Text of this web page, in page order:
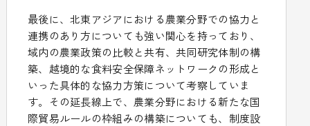
最後に、北東アジアにおける農業分野での協力と
連携のあり方についても強い関心を持っており、
域内の農業政策の比較と共有、共同研究体制の構
築、越境的な食料安全保障ネットワークの形成と
いった具体的な協力方策について考察していま
す。その延長線上で、農業分野における新たな国
際貿易ルールの枠組みの構築についても、制度設